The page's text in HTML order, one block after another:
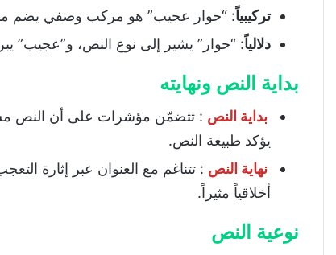
تركيبياً: “حوار عجيب” هو مركب وصفي يضم
دلالياً: “حوار” يشير إلى نوع النص، و”عجيب”
بداية النص ونهايته
بداية النص : تتضمّن مؤشرات على أن النص
يؤكد طبيعة النص.
نهاية النص : تتناغم مع العنوان عبر إثارة
أخلاقياً مثيراً.
نوعية النص